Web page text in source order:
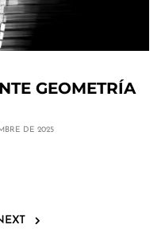
GEOMETRÍA
DE 2025